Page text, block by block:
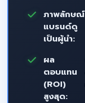
ภาพลักษณ์
แบรนด์ดู
เป็นผู้นำ:
ผล
ตอบแทน
(ROI)
สูงสุด: